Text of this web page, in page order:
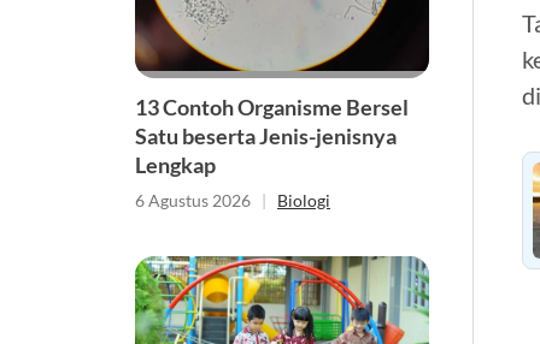
13 Contoh Organisme Bersel
Satu beserta Jenis-jenisnya
Lengkap
6 Agustus 2026 | Biologi